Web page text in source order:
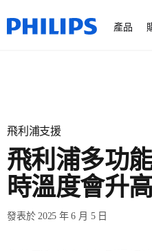
產品
飛利浦支援
飛利浦多功
時溫度會升
發表於 2025 年 6 月 5 日